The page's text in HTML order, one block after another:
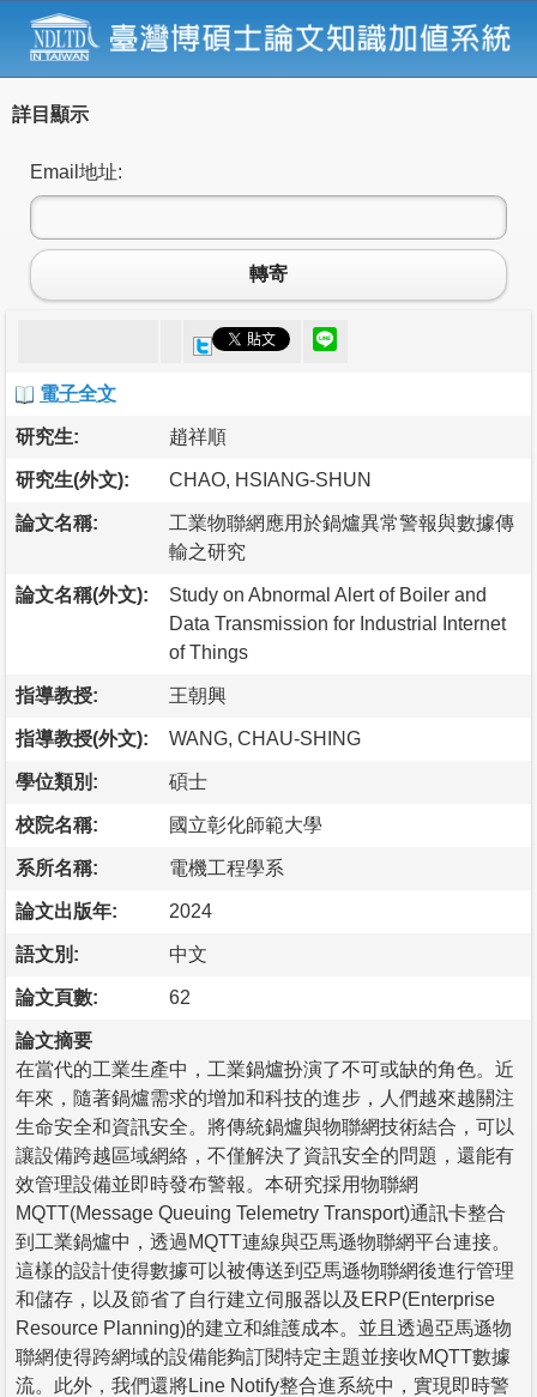
詳目顯示
Email地址:
轉寄
電子全文
研究生: 趙祥順
研究生(外文): CHAO, HSIANG-SHUN
論文名稱:
工業物聯網應用於鍋爐異常警報與數據傳
輸之研究
論文名稱(外文):
Study on Abnormal Alert of Boiler and
Data Transmission for Industrial Internet
of Things
指導教授: 王朝興
指導教授(外文): WANG, CHAU-SHING
學位類別: 碩士
校院名稱: 國立彰化師範大學
系所名稱: 電機工程學系
論文出版年: 2024
語文別: 中文
論文頁數: 62
論文摘要
在當代的工業生產中，工業鍋爐扮演了不可或缺的角色。近
年來，隨著鍋爐需求的增加和科技的進步，人們越來越關注
生命安全和資訊安全。將傳統鍋爐與物聯網技術結合，可以
讓設備跨越區域網絡，不僅解決了資訊安全的問題，還能有
效管理設備並即時發布警報。本研究採用物聯網
MQTT(Message Queuing Telemetry Transport)通訊卡整合
到工業鍋爐中，透過MQTT連線與亞馬遜物聯網平台連接。
這樣的設計使得數據可以被傳送到亞馬遜物聯網後進行管理
和儲存，以及節省了自行建立伺服器以及ERP(Enterprise
Resource Planning)的建立和維護成本。並且透過亞馬遜物
聯網使得跨網域的設備能夠訂閱特定主題並接收MQTT數據
流。此外，我們還將Line Notify整合進系統中，實現即時警